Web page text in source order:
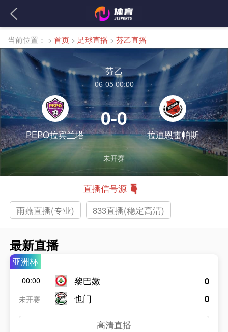
当前位置： > 首页 > 足球直播 > 芬乙直播
芬乙
06-05 00:00
PEPO拉宾兰塔
0-0
拉迪恩雷帕斯
未开赛
直播信号源
雨燕直播(专业)
833直播(稳定高清)
最新直播
亚洲杯
00:00
未开赛
黎巴嫩
也门
0
0
高清直播